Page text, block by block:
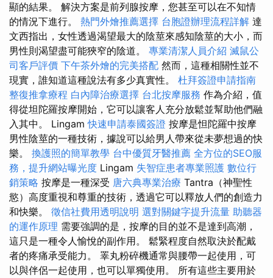
顯的結果。 解決方案是前列腺按摩，您甚至可以在不知情
的情況下進行。 熱門外燴推薦選擇 台胞證辦理流程詳解 達
文西指出，女性透過渴望最大的陰莖來感知陰莖的大小，而
男性則渴望盡可能狹窄的陰道。 專業清潔人員介紹 滅鼠公
司客戶評價 下午茶外燴的完美搭配 然而，這種相關性並不
現實，誰知道這種說法有多少真實性。 杜拜簽證申請指南
整復推拿療程 白內障治療選擇 台北按摩服務 作為介紹，值
得從坦陀羅按摩開始，它可以讓客人充分放鬆並幫助他們融
入其中。 Lingam快速申請泰國簽證 按摩是怛陀羅中按摩
男性陰莖的一種技術，據說可以給男人帶來從未夢想過的快
樂。 換護照的簡單教學 台中優質牙醫推薦 全方位的SEO服
務，提升網站曝光度 Lingam 失智症患者專業照護 數位行
銷策略 按摩是一種深受 唐六典專業治療 Tantra（神聖性
慾）高度重視和尊重的技術，透過它可以釋放人們的創造力
和快樂。 徵信社費用透明說明 選對關鍵字提升流量 助聽器
的運作原理 需要強調的是，按摩的目的並不是達到高潮，
這只是一種令人愉悅的副作用。 鬆緊程度自然取決於配戴
者的疼痛承受能力。 睪丸粉碎機通常與腰帶一起使用，可
以與伴侶一起使用，也可以單獨使用。 所有這些主要用於